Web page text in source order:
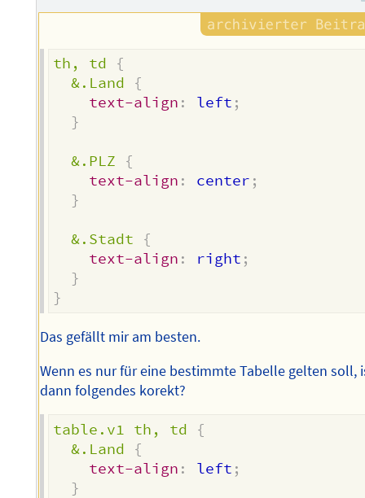
th, td
{
&.Land
{
text-align : left ;
}
&.PLZ
{
text-align : center ;
}
&.Stadt
{
text-align : right ;
}
}
Das gefällt mir am besten.
Wenn es nur für eine bestimmte Tabelle gelten soll,
dann folgendes korekt?
table.v1 th, td
{
&.Land
{
text-align : left ;
}